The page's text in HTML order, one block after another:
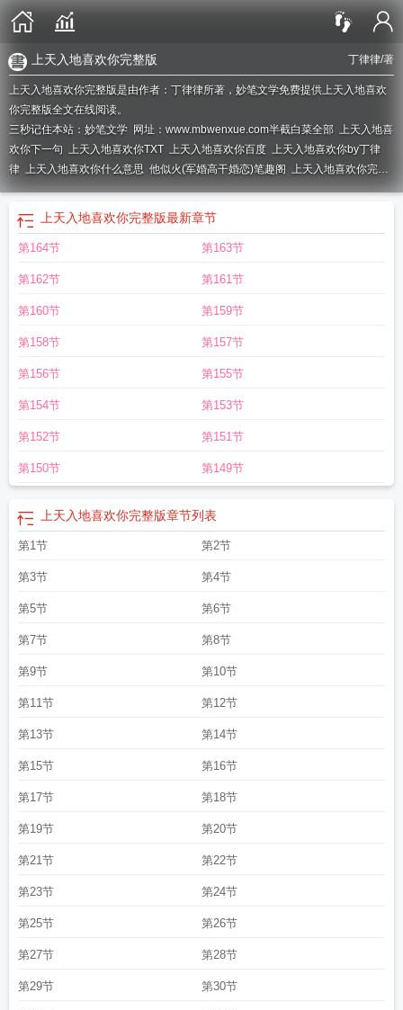
丁律律/著
上天入地喜欢你完整版
上天入地喜欢你完整版是由作者：丁律律所著，妙笔文学免费提供上天入地喜欢
你完整版全文在线阅读。
三秒记住本站：妙笔文学 网址：www.mbwenxue.com半截白菜全部 上天入地喜
欢你下一句 上天入地喜欢你TXT 上天入地喜欢你百度 上天入地喜欢你by丁律
律 上天入地喜欢你什么意思 他似火(军婚高干婚恋)笔趣阁 上天入地喜欢你完整
版上天入地喜欢你番外上天入地爱上你上天入地喜欢你丁律律和死对头奉子
成婚后(作者华阙阙)
上天入地喜欢你无弹窗
喜欢你格格党
上天入地喜欢你完整版最新章节
第164节 第163节
第162节 第161节
第160节 第159节
第158节 第157节
第156节 第155节
第154节 第153节
第152节 第151节
第150节 第149节
上天入地喜欢你完整版章节列表
第1节 第2节
第3节 第4节
第5节 第6节
第7节 第8节
第9节 第10节
第11节 第12节
第13节 第14节
第15节 第16节
第17节 第18节
第19节 第20节
第21节 第22节
第23节 第24节
第25节 第26节
第27节 第28节
第29节 第30节